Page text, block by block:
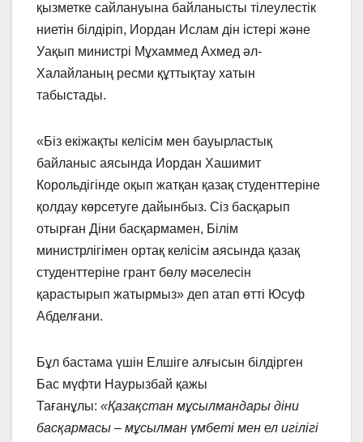
қызметке сайлануына байланысты тілеулестік
ниетін білдіріп, Иордан Ислам дін істері және
Уақып министрі Мұхаммед Ахмед әл-
Халайланың ресми құттықтау хатын
табыстады.
«Біз екіжақты келісім мен бауырластық
байланыс аясында Иордан Хашимит
Корольдігінде оқып жатқан қазақ студенттеріне
қолдау көрсетуге дайынбыз. Сіз басқарып
отырған Діни басқармамен, Білім
министрлігімен ортақ келісім аясында қазақ
студенттеріне грант бөлу мәселесін
қарастырып жатырмыз» деп атап өтті Юсуф
Абделғани.
Бұл бастама үшін Елшіге алғысын білдірген
Бас мүфти Наурызбай қажы
Тағанұлы: «Қазақстан мұсылмандары діни
басқармасы – мұсылман үмбеті мен ел игілігі